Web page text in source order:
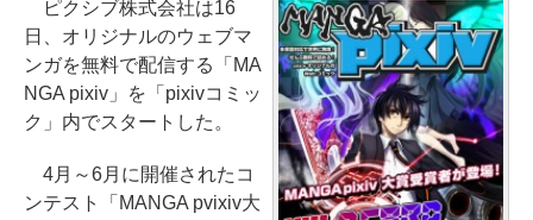
ピクシブ株式会社は16
日、オリジナルのウェブマ
ンガを無料で配信する「MA
NGA pixiv」を「pixivコミッ
ク」内でスタートした。
4月～6月に開催されたコ
ンテスト「MANGA pvixiv大